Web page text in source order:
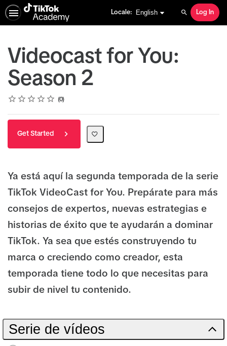
Locale:
English selected English Search
Log In
Videocast for You:
Season 2
Rating
1 star
2 stars
3 stars
4 stars
5 stars
Average rating: 0 0
No reviews
Get Started
Ya está aquí la segunda temporada de la serie
TikTok VideoCast for You. Prepárate para más
consejos de expertos, nuevas estrategias e
historias de éxito que te ayudarán a dominar
TikTok. Ya sea que estés construyendo tu
marca o creciendo como creador, esta
temporada tiene todo lo que necesitas para
subir de nivel tu contenido.
Serie de vídeos